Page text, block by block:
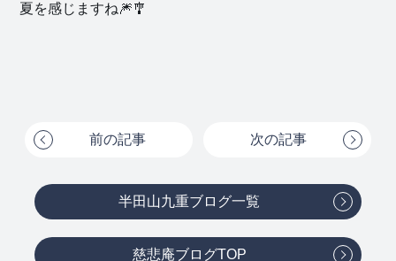
夏を感じますね🎆🎐
前の記事 次の記事
半田山九重ブログ一覧
慈悲庵ブログTOP